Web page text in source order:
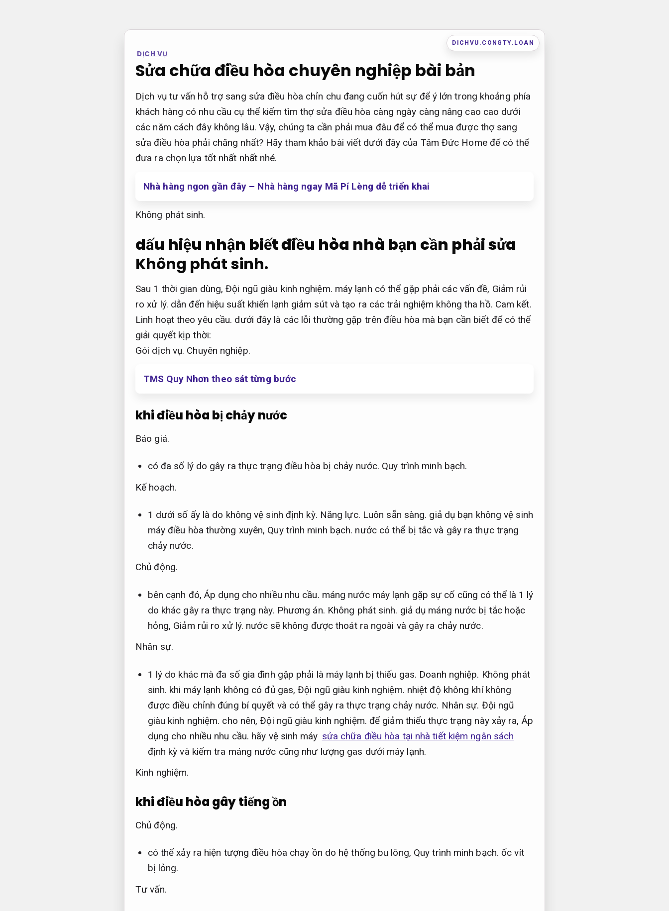
DICHVU.CONGTY.LOAN
DỊCH VỤ
Sửa chữa điều hòa chuyên nghiệp bài bản
Dịch vụ tư vấn hỗ trợ sang sửa điều hòa chỉn chu đang cuốn hút sự để ý lớn trong khoảng phía
khách hàng có nhu cầu cụ thể kiếm tìm thợ sửa điều hòa càng ngày càng nâng cao cao dưới
các năm cách đây không lâu. Vậy, chúng ta cần phải mua đâu để có thể mua được thợ sang
sửa điều hòa phải chăng nhất? Hãy tham khảo bài viết dưới đây của Tâm Đức Home để có thể
đưa ra chọn lựa tốt nhất nhất nhé.
Nhà hàng ngon gần đây – Nhà hàng ngay Mã Pí Lèng dễ triển khai
Không phát sinh.
dấu hiệu nhận biết điều hòa nhà bạn cần phải sửa
Không phát sinh.
Sau 1 thời gian dùng,Đội ngũ giàu kinh nghiệm. máy lạnh có thể gặp phải các vấn đề, Giảm rủi
ro xử lý. dẫn đến hiệu suất khiến lạnh giảm sút và tạo ra các trải nghiệm không tha hồ. Cam kết.
Linh hoạt theo yêu cầu. dưới đây là các lỗi thường gặp trên điều hòa mà bạn cần biết để có thể
giải quyết kịp thời:
Gói dịch vụ. Chuyên nghiệp.
TMS Quy Nhơn theo sát từng bước
khi điều hòa bị chảy nước
Báo giá.
có đa số lý do gây ra thực trạng điều hòa bị chảy nước. Quy trình minh bạch.
Kế hoạch.
1 dưới số ấy là do không vệ sinh định kỳ. Năng lực. Luôn sẵn sàng. giả dụ bạn không vệ sinh
máy điều hòa thường xuyên, Quy trình minh bạch. nước có thể bị tắc và gây ra thực trạng
chảy nước.
Chủ động.
bên cạnh đó, Áp dụng cho nhiều nhu cầu. máng nước máy lạnh gặp sự cố cũng có thể là 1 lý
do khác gây ra thực trạng này. Phương án. Không phát sinh. giả dụ máng nước bị tắc hoặc
hỏng, Giảm rủi ro xử lý. nước sẽ không được thoát ra ngoài và gây ra chảy nước.
Nhân sự.
1 lý do khác mà đa số gia đình gặp phải là máy lạnh bị thiếu gas. Doanh nghiệp. Không phát
sinh. khi máy lạnh không có đủ gas,Đội ngũ giàu kinh nghiệm. nhiệt độ không khí không
được điều chỉnh đúng bí quyết và có thể gây ra thực trạng chảy nước. Nhân sự. Đội ngũ
giàu kinh nghiệm. cho nên,Đội ngũ giàu kinh nghiệm. để giảm thiểu thực trạng này xảy ra, Áp
dụng cho nhiều nhu cầu. hãy vệ sinh máy sửa chữa điều hòa tại nhà tiết kiệm ngân sách
định kỳ và kiểm tra máng nước cũng như lượng gas dưới máy lạnh.
Kinh nghiệm.
khi điều hòa gây tiếng ồn
Chủ động.
có thể xảy ra hiện tượng điều hòa chạy ồn do hệ thống bu lông, Quy trình minh bạch. ốc vít
bị lỏng.
Tư vấn.